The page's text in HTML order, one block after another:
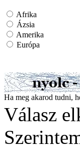
Afrika
Ázsia
Amerika
Európa
Ha meg akarod tudni,
Válasz